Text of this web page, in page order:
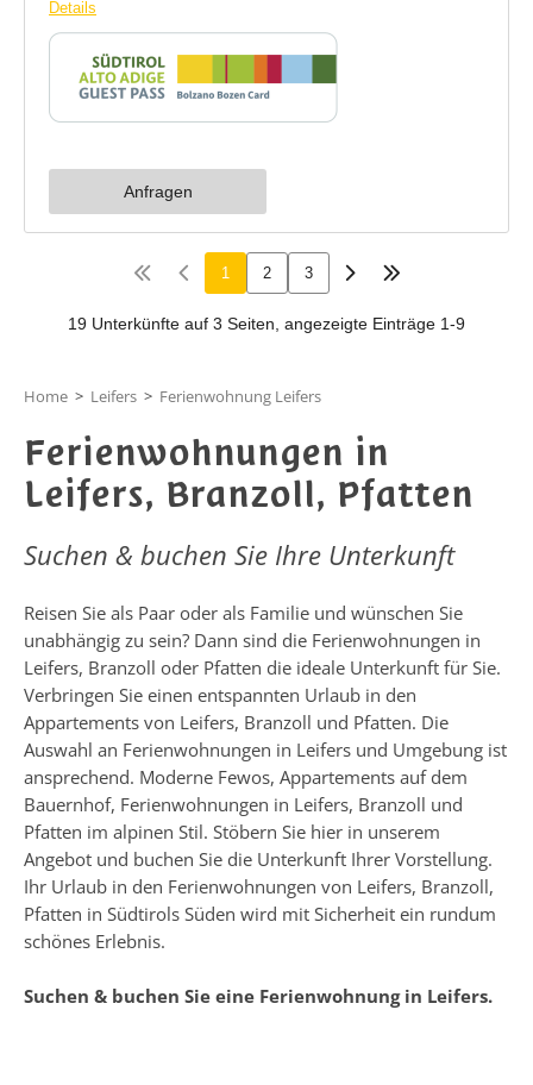
Home > Leifers > Ferienwohnung Leifers
Ferienwohnungen in
Leifers, Branzoll, Pfatten
Suchen & buchen Sie Ihre Unterkunft
Reisen Sie als Paar oder als Familie und wünschen Sie
unabhängig zu sein? Dann sind die Ferienwohnungen in
Leifers, Branzoll oder Pfatten die ideale Unterkunft für Sie.
Verbringen Sie einen entspannten Urlaub in den
Appartements von Leifers, Branzoll und Pfatten. Die
Auswahl an Ferienwohnungen in Leifers und Umgebung ist
ansprechend. Moderne Fewos, Appartements auf dem
Bauernhof, Ferienwohnungen in Leifers, Branzoll und
Pfatten im alpinen Stil. Stöbern Sie hier in unserem
Angebot und buchen Sie die Unterkunft Ihrer Vorstellung.
Ihr Urlaub in den Ferienwohnungen von Leifers, Branzoll,
Pfatten in Südtirols Süden wird mit Sicherheit ein rundum
schönes Erlebnis.
Suchen & buchen Sie eine Ferienwohnung in Leifers.